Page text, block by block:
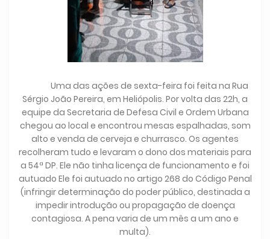
Uma das ações de sexta-feira foi feita na Rua
Sérgio João Pereira, em Heliópolis. Por volta das 22h, a
equipe da Secretaria de Defesa Civil e Ordem Urbana
chegou ao local e encontrou mesas espalhadas, som
alto e venda de cerveja e churrasco. Os agentes
recolheram tudo e levaram o dono dos materiais para
a 54ª DP. Ele não tinha licença de funcionamento e foi
autuado Ele foi autuado no artigo 268 do Código Penal
(infringir determinação do poder público, destinada a
impedir introdução ou propagação de doença
contagiosa. A pena varia de um mês a um ano e
multa).